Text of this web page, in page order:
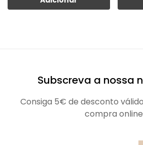
Subscreva a nossa
Consiga 5€ de desconto
compra online